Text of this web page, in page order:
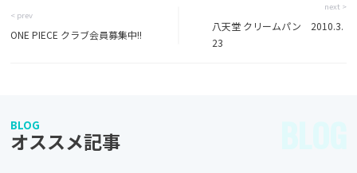
< prev
ONE PIECE クラブ会員募集中!!
next >
八天堂 クリームパン 2010.3.
23
BLOG
オススメ記事